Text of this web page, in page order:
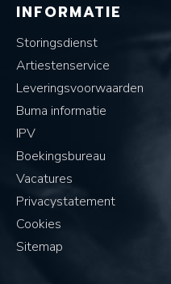
INFORMATIE
Storingsdienst
Artiestenservice
Leveringsvoorwaarden
Buma informatie
IPV
Boekingsbureau
Vacatures
Privacystatement
Cookies
Sitemap